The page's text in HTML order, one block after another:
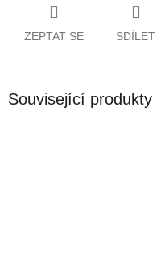
ZEPTAT SE SDÍLET
Související produkty